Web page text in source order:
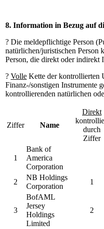
8. Information in Bezug auf
? Die meldepflichtige Person
natürlichen/juristischen Person
Person, die direkt oder indirekt
? Volle Kette der kontrollierten
Finanz-/sonstigen Instrumente
kontrollierenden natürlichen
Ziffer Name
Direkt
durch
Ziffer
1
Bank of
America
Corporation
2
NB Holdings
Corporation
1
3
BofAML
Jersey
Holdings
Limited
2